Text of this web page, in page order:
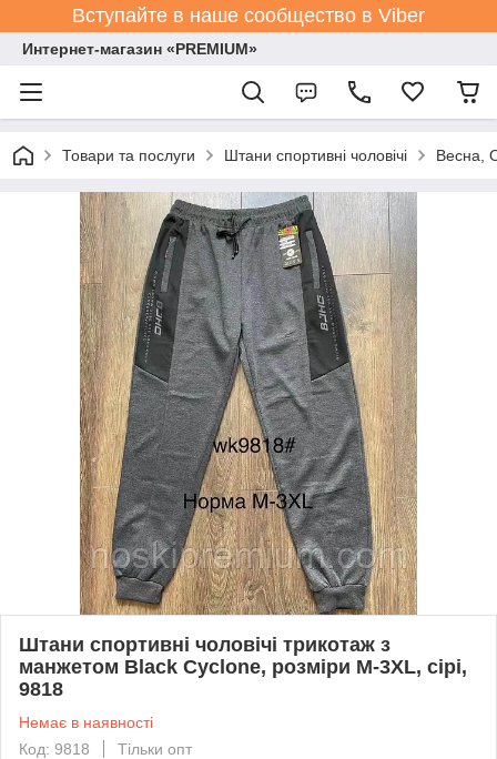
Вступайте в наше сообщество в Viber
Интернет-магазин «PREMIUM»
Товари та послуги Штани спортивні чоловічі Весна,
Штани спортивні чоловічі трикотаж з
манжетом Black Cyclone, розміри M-3XL, сірі,
9818
Немає в наявності
Код: 9818
Тільки опт